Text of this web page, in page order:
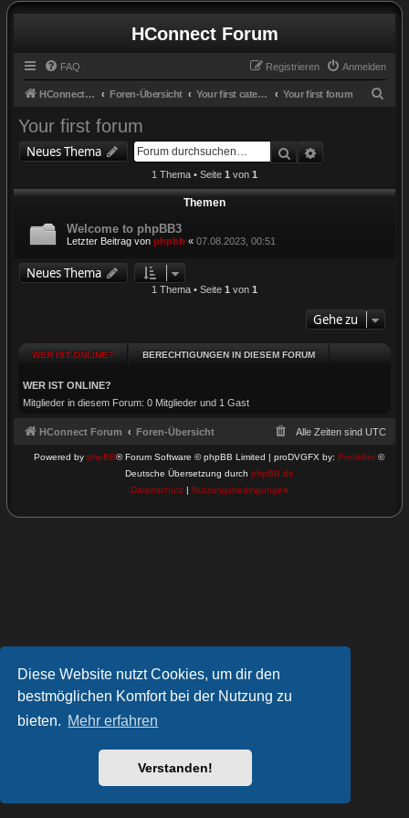
Diese Website nutzt Cookies, um dir den
bestmöglichen Komfort bei der Nutzung zu
bieten. Mehr erfahren
Verstanden!
HConnect Forum
FAQ Anmelden
Registrieren
HConnect Forum Foren-Übersicht Your first category Your first forum
Your first forum
Neues Thema Suche
1 Thema • Seite 1 von 1
Themen
Welcome to phpBB3
Letzter Beitrag von phpbb « 07.08.2023, 00:51
Neues Thema
1 Thema • Seite 1 von 1
Gehe zu
WER IST ONLINE? BERECHTIGUNGEN IN DIESEM FORUM
WER IST ONLINE?
Mitglieder in diesem Forum: 0 Mitglieder und 1 Gast
HConnect Forum Foren-Übersicht Alle Zeiten sind UTC
Powered by phpBB® Forum Software © phpBB Limited | proDVGFX by: Prosk8er ©
Deutsche Übersetzung durch phpBB.de
Datenschutz| Nutzungsbedingungen